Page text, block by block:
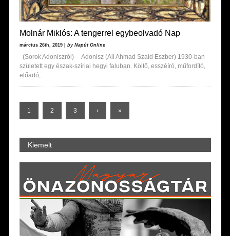
Molnár Miklós: A tengerrel egybeolvadó Nap
március 26th, 2019 | by Napút Online
(Sorok Adoniszról) Adonisz (Ali Ahmad Szaid Eszber) 1930-ban
született egy észak-szíriai hegyi faluban. Költő, esszéíró, műfordító,
előadó,
1 2 3 › »
Kiemelt